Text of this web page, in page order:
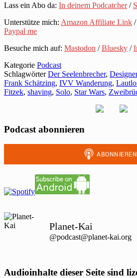
Lass ein Abo da: In deinem Podcatcher/
Unterstütze mich: Amazon Affiliate Link /
Paypal me
Besuche mich auf: Mastodon /Bluesky /
Kategorie Podcast
SchlagwörterDer Seelenbrecher,
Frank Schätzing, IVV Wanderung,
Fitzek, shaving, Solo, Star Wars,
Podcast abonnieren
Planet-Kai
@podcast@planet-kai.org
Audioinhalte dieser Seite sind